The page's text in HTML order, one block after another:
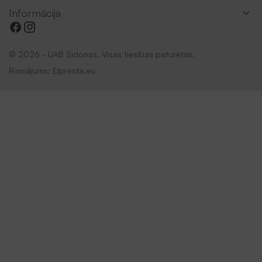
Informācija
© 2026 - UAB Sidonas. Visas tiesības paturētas.
Risinājums: Elpresta.eu